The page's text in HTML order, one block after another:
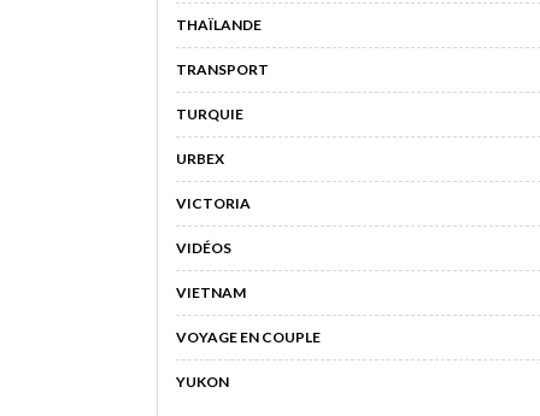
THAÏLANDE
TRANSPORT
TURQUIE
URBEX
VICTORIA
VIDÉOS
VIETNAM
VOYAGE EN COUPLE
YUKON